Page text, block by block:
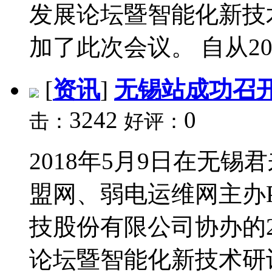
发展论坛暨智能化新
加了此次会议。 自从
[资讯] 无锡站成功召
击： 3242 好评： 0
2018年5月9日在无锡
盟网、弱电运维网主
技股份有限公司协办
论坛暨智能化新技术